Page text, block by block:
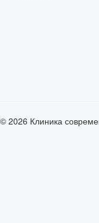
© 2026 Клиника